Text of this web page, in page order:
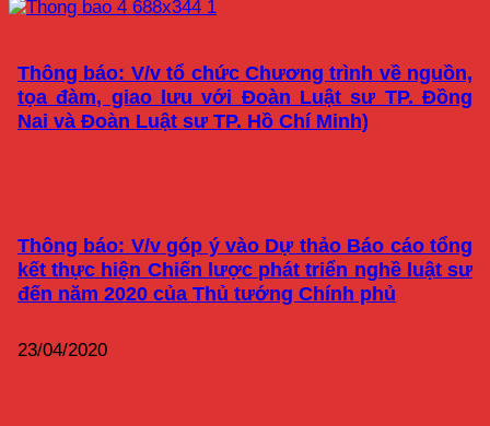
Thông báo: V/v tổ chức Chương trình về nguồn,
tọa đàm, giao lưu với Đoàn Luật sư TP. Đồng
Nai và Đoàn Luật sư TP. Hồ Chí Minh)
Thông báo: V/v góp ý vào Dự thảo Báo cáo tổng
kết thực hiện Chiến lược phát triển nghề luật sư
đến năm 2020 của Thủ tướng Chính phủ
23/04/2020